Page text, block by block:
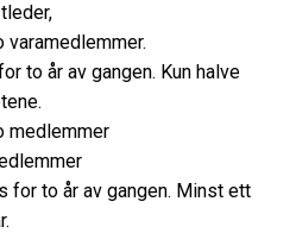
to år av gangen. Kun halve
medlemmer
for to år av gangen. Minst ett